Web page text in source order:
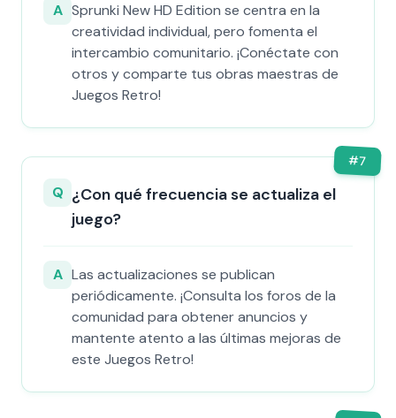
A Sprunki New HD Edition se centra en la
creatividad individual, pero fomenta el
intercambio comunitario. ¡Conéctate con
otros y comparte tus obras maestras de
Juegos Retro!
#7
Q ¿Con qué frecuencia se actualiza el
juego?
A Las actualizaciones se publican
periódicamente. ¡Consulta los foros de la
comunidad para obtener anuncios y
mantente atento a las últimas mejoras de
este Juegos Retro!